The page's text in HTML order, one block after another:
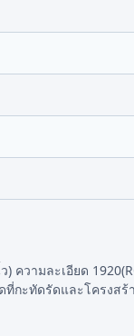
ความละเอียด
กะทัดรัดและโครงส